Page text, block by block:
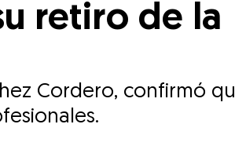
retiro de la
Cordero, confirmó